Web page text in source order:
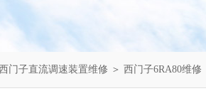
西门子直流调速装置维修 ＞ 西门子6RA80维修